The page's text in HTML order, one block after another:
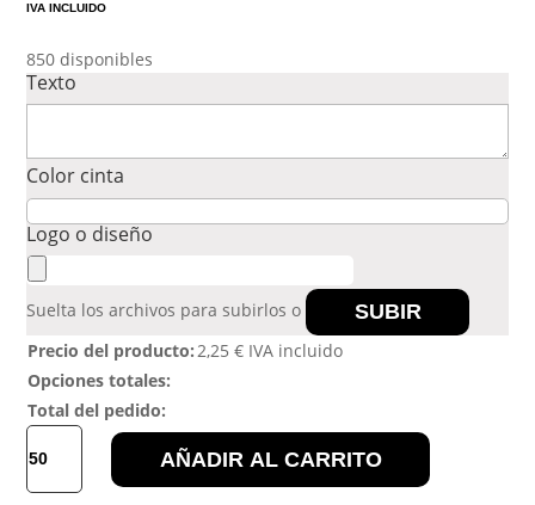
IVA INCLUIDO
850 disponibles
Texto
Color cinta
Logo o diseño
Suelta los archivos para subirlos o SUBIR
Precio del producto:2,25€ IVA incluido
Opciones totales:
Total del pedido:
REDONDA
2D
AÑADIR AL CARRITO